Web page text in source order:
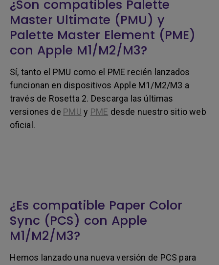
¿Son compatibles Palette
Master Ultimate (PMU) y
Palette Master Element (PME)
con Apple M1/M2/M3?
Sí, tanto el PMU como el PME recién lanzados
funcionan en dispositivos Apple M1/M2/M3 a
través de Rosetta 2. Descarga las últimas
versiones de PMU y PME desde nuestro sitio web
oficial.
¿Es compatible Paper Color
Sync (PCS) con Apple
M1/M2/M3?
Hemos lanzado una nueva versión de PCS para